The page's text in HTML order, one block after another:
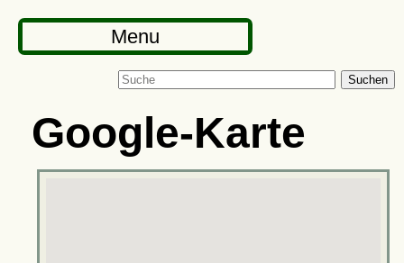
Menu
Suchen
Google-Karte